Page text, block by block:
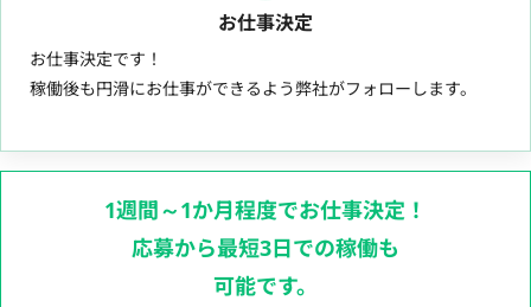
お仕事決定
お仕事決定です！
稼働後も円滑にお仕事ができるよう弊社がフォローします。
1週間～1か月程度でお仕事決定！
応募から最短3日での稼働も
可能です。